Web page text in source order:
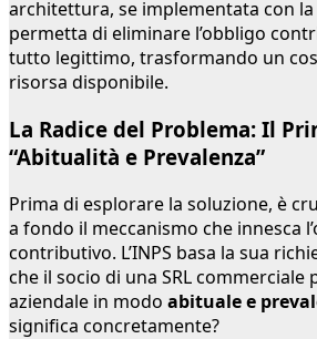
architettura, se implementata con
permetta di eliminare l’obbligo
tutto legittimo, trasformando un
risorsa disponibile.
La Radice del Problema: Il
“Abitualità e Prevalenza”
Prima di esplorare la soluzione, è
a fondo il meccanismo che innesca
contributivo. L’INPS basa la sua
che il socio di una SRL commerciale
aziendale in modo abituale e
significa concretamente?